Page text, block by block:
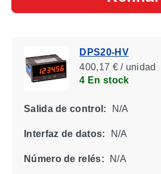
DPS20-HV
400,17 € / unidad
4 En stock
Salida de control: N/A
Interfaz de datos: N/A
Número de relés: N/A